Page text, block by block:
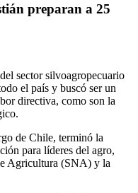
preparan a 25
sector silvoagropecuario
el país y buscó ser un
directiva, como son la
de Chile, terminó la
para líderes del agro,
Agricultura (SNA) y la